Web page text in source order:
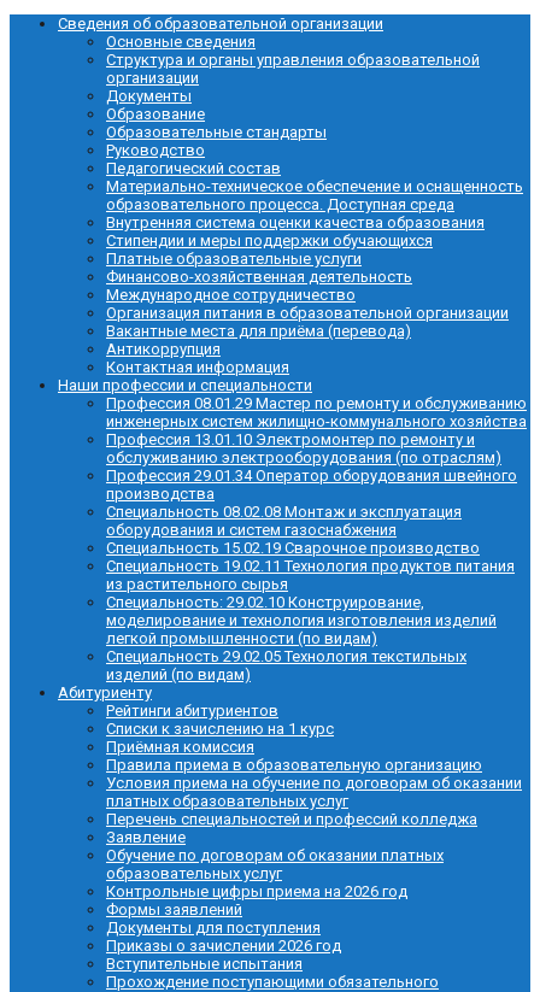
Сведения об образовательной организации
Основные сведения
Структура и органы управления образовательной
организации
Документы
Образование
Образовательные стандарты
Руководство
Педагогический состав
Материально-техническое обеспечение и оснащенность
образовательного процесса. Доступная среда
Внутренняя система оценки качества образования
Стипендии и меры поддержки обучающихся
Платные образовательные услуги
Финансово-хозяйственная деятельность
Международное сотрудничество
Организация питания в образовательной организации
Вакантные места для приёма (перевода)
Антикоррупция
Контактная информация
Наши профессии и специальности
Профессия 08.01.29 Мастер по ремонту и обслуживанию
инженерных систем жилищно-коммунального хозяйства
Профессия 13.01.10 Электромонтер по ремонту и
обслуживанию электрооборудования (по отраслям)
Профессия 29.01.34 Оператор оборудования швейного
производства
Специальность 08.02.08 Монтаж и эксплуатация
оборудования и систем газоснабжения
Специальность 15.02.19 Сварочное производство
Специальность 19.02.11 Технология продуктов питания
из растительного сырья
Специальность: 29.02.10 Конструирование,
моделирование и технология изготовления изделий
легкой промышленности (по видам)
Специальность 29.02.05 Технология текстильных
изделий (по видам)
Абитуриенту
Рейтинги абитуриентов
Списки к зачислению на 1 курс
Приёмная комиссия
Правила приема в образовательную организацию
Условия приема на обучение по договорам об оказании
платных образовательных услуг
Перечень специальностей и профессий колледжа
Заявление
Обучение по договорам об оказании платных
образовательных услуг
Контрольные цифры приема на 2026 год
Формы заявлений
Документы для поступления
Приказы о зачислении 2026 год
Вступительные испытания
Прохождение поступающими обязательного